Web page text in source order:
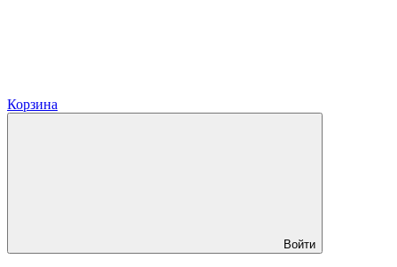
Корзина
Войти